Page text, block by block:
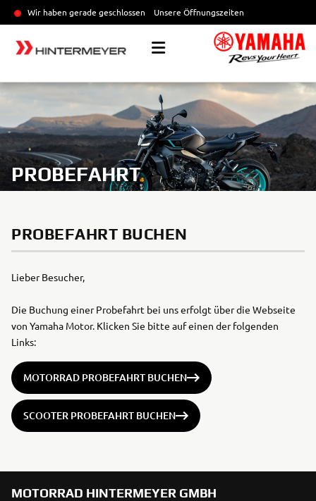
Wir haben gerade geschlossen Unsere Öffnungszeiten
PROBEFAHRT
PROBEFAHRT BUCHEN
Lieber Besucher,
Die Buchung einer Probefahrt bei uns erfolgt über die Webseite
von Yamaha Motor. Klicken Sie bitte auf einen der folgenden
Links:
MOTORRAD PROBEFAHRT BUCHEN
SCOOTER PROBEFAHRT BUCHEN
MOTORRAD HINTERMEYER GMBH